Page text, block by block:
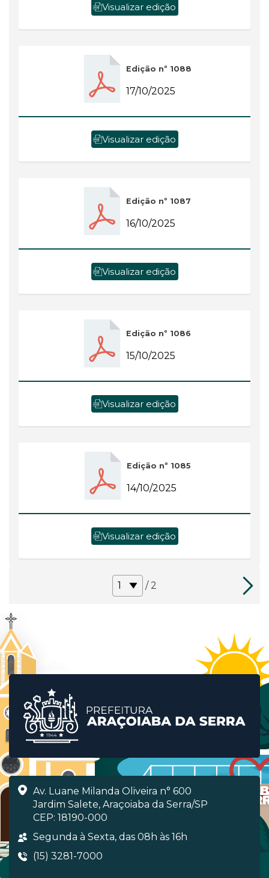
Visualizar edição
Edição nº 1088
17/10/2025
Visualizar edição
Edição nº 1087
16/10/2025
Visualizar edição
Edição nº 1086
15/10/2025
Visualizar edição
Edição nº 1085
14/10/2025
Visualizar edição
/ 2
Av. Luane Milanda Oliveira n° 600
Jardim Salete, Araçoiaba da Serra/SP
CEP: 18190-000
Segunda à Sexta, das 08h às 16h
(15) 3281-7000